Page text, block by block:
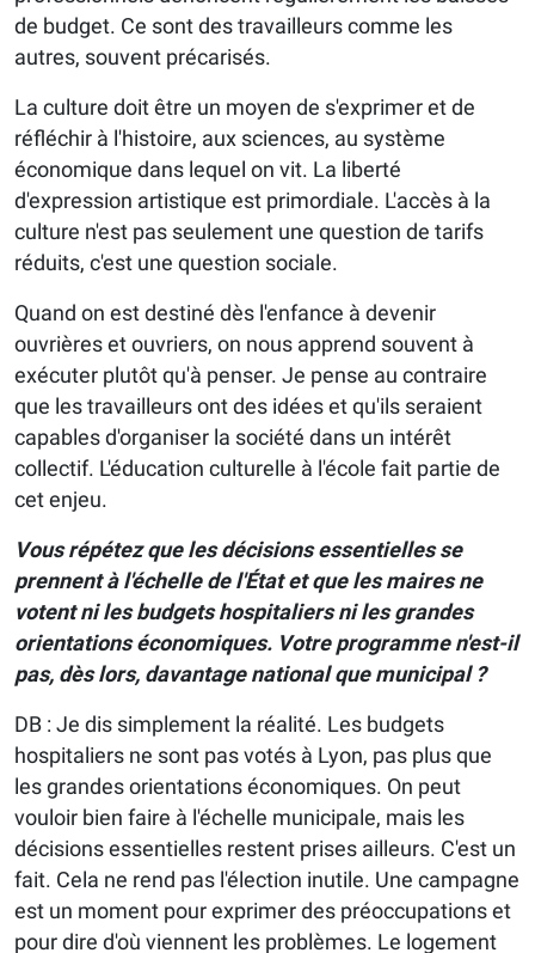
de budget. Ce sont des travailleurs comme les
autres, souvent précarisés.
La culture doit être un moyen de s'exprimer et de
réfléchir à l'histoire, aux sciences, au système
économique dans lequel on vit. La liberté
d'expression artistique est primordiale. L'accès à la
culture n'est pas seulement une question de tarifs
réduits, c'est une question sociale.
Quand on est destiné dès l'enfance à devenir
ouvrières et ouvriers, on nous apprend souvent à
exécuter plutôt qu'à penser. Je pense au contraire
que les travailleurs ont des idées et qu'ils seraient
capables d'organiser la société dans un intérêt
collectif. L'éducation culturelle à l'école fait partie de
cet enjeu.
Vous répétez que les décisions essentielles se
prennent à l'échelle de l'État et que les maires ne
votent ni les budgets hospitaliers ni les grandes
orientations économiques. Votre programme n'est-il
pas, dès lors, davantage national que municipal ?
DB : Je dis simplement la réalité. Les budgets
hospitaliers ne sont pas votés à Lyon, pas plus que
les grandes orientations économiques. On peut
vouloir bien faire à l'échelle municipale, mais les
décisions essentielles restent prises ailleurs. C'est un
fait. Cela ne rend pas l'élection inutile. Une campagne
est un moment pour exprimer des préoccupations et
pour dire d'où viennent les problèmes. Le logement